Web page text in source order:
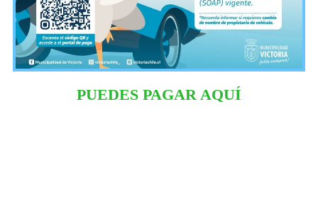
PUEDES PAGAR AQUÍ